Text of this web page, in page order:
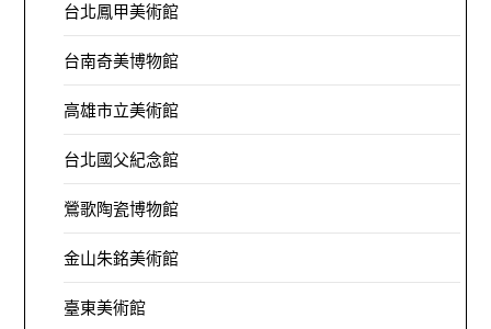
台北鳳甲美術館
台南奇美博物館
高雄市立美術館
台北國父紀念館
鶯歌陶瓷博物館
金山朱銘美術館
臺東美術館